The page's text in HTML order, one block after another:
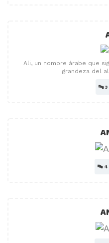
Ali, un nombre árabe que
grandeza del
🔤
🔤 4